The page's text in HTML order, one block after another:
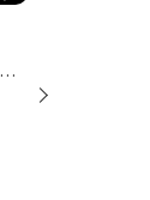
またまたいってまいりました～～野球観戦！(^O^)/ それも夏の「ナイター」！ これぞ野球観戦の醍醐味であります。 本当に、本当に「弱い」 横浜ベイスターズではございますが 我々ファンは頑張って応援しております。 今日のカードは「横浜VS阪神」！ 今年は阪神にまだ2勝しかしていません。 阪神...